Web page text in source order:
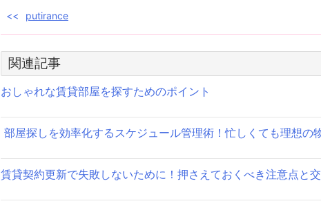
投
ナ
ビ
ゲ
ー
シ
putirance
関連記事
おしゃれな賃貸部屋を探すためのポイント
部屋探しを効率化するスケジュール管理術！忙しくても理想の
賃貸契約更新で失敗しないために！押さえておくべき注意点と